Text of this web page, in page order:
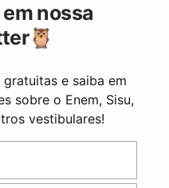
nossa
e saiba em
sobre o Enem, Sisu,
vestibulares!